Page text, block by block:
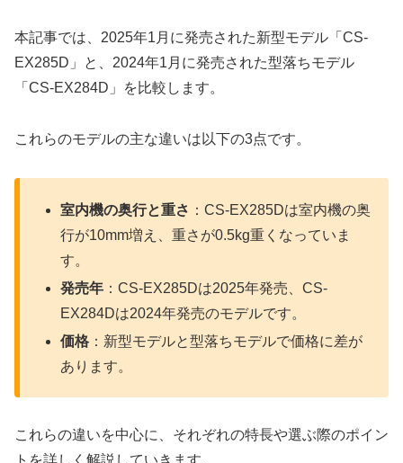
本記事では、2025年1月に発売された新型モデル「CS-
EX285D」と、2024年1月に発売された型落ちモデル
「CS-EX284D」を比較します。
これらのモデルの主な違いは以下の3点です。
室内機の奥行と重さ ：CS-EX285Dは室内機の奥
行が10mm増え、重さが0.5kg重くなっていま
す。
発売年 ：CS-EX285Dは2025年発売、CS-
EX284Dは2024年発売のモデルです。
価格 ：新型モデルと型落ちモデルで価格に差が
あります。
これらの違いを中心に、それぞれの特長や選ぶ際のポイン